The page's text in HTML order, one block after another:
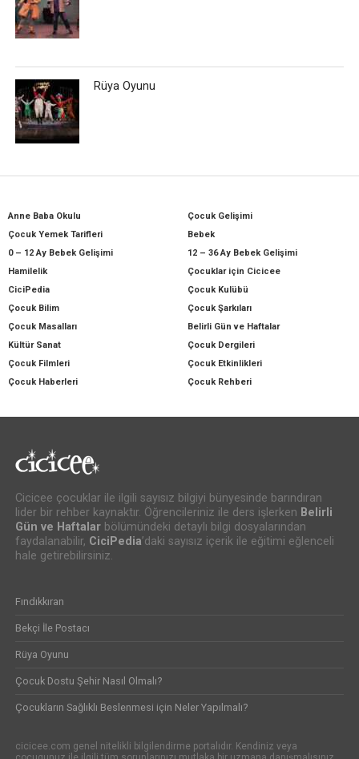
Rüya Oyunu
Anne Baba Okulu
Çocuk Gelişimi
Çocuk Yemek Tarifleri
Bebek
0 – 12 Ay Bebek Gelişimi
12 – 36 Ay Bebek Gelişimi
Hamilelik
Çocuklar için Cicicee
CiciPedia
Çocuk Kulübü
Çocuk Bilim
Çocuk Şarkıları
Çocuk Masalları
Belirli Gün ve Haftalar
Kültür Sanat
Çocuk Dergileri
Çocuk Filmleri
Çocuk Etkinlikleri
Çocuk Haberleri
Çocuk Rehberi
Cicicee çocuklar ile ilgili sayısız bilgiyi bünyesinde barındıran
lider bir rehber kaynaktır. Öğrencileriniz ile ders işlerken Belirli
Gün ve Haftalarbölümündeki detaylı bilgi dosyalarından
faydalanabilir, CiciPedia’daki sayısız içerik ile eğitimi eğlenceli
hale getirebilirsiniz.
Fındıkkıran
Bekçi İle Postacı
Rüya Oyunu
Çocuk Dostu Şehir Nasıl Olmalı?
Çocukların Sağlıklı Beslenmesi için Neler Yapılmalı?
cicicee.com genel nitelikli bilgilendirme portalıdır. Kendiniz veya